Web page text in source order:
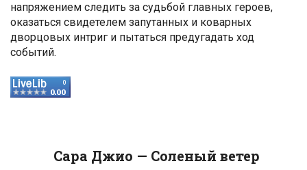
напряжением следить за судьбой главных героев,
оказаться свидетелем запутанных и коварных
дворцовых интриг и пытаться предугадать ход
событий.
Сара Джио — Соленый ветер